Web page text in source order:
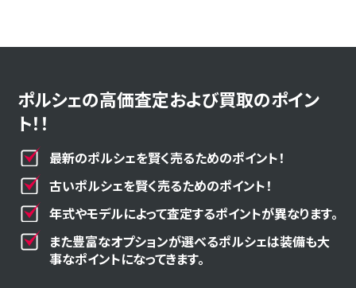
ポルシェの高価査定および買取のポイン
ト！！
最新のポルシェを賢く売るためのポイント！
古いポルシェを賢く売るためのポイント！
年式やモデルによって査定するポイントが異なります。
また豊富なオプションが選べるポルシェは装備も大
事なポイントになってきます。